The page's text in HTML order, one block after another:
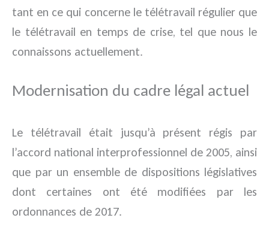
tant en ce qui concerne le télétravail régulier que
le télétravail en temps de crise, tel que nous le
connaissons actuellement.
Modernisation du cadre légal actuel
Le télétravail était jusqu’à présent régis par
l’accord national interprofessionnel de 2005, ainsi
que par un ensemble de dispositions législatives
dont certaines ont été modifiées par les
ordonnances de 2017.